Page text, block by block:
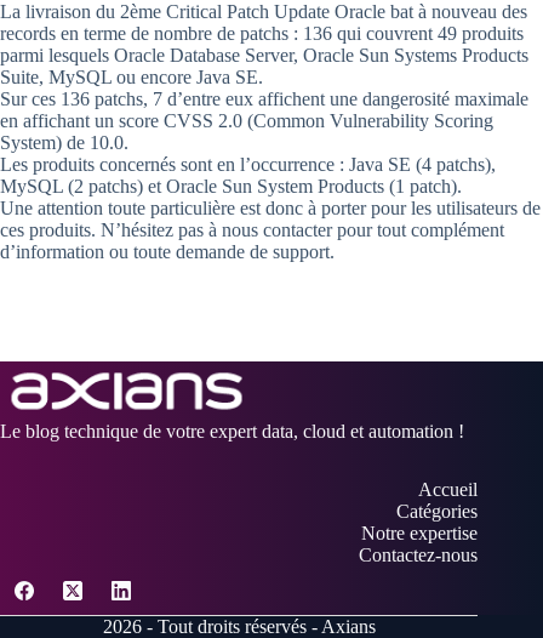
La livraison du 2ème Critical Patch Update Oracle bat à nouveau des
records en terme de nombre de patchs : 136 qui couvrent 49 produits
parmi lesquels Oracle Database Server, Oracle Sun Systems Products
Suite, MySQL ou encore Java SE.
Sur ces 136 patchs, 7 d’entre eux affichent une dangerosité maximale
en affichant un score CVSS 2.0 (Common Vulnerability Scoring
System) de 10.0.
Les produits concernés sont en l’occurrence : Java SE (4 patchs),
MySQL (2 patchs) et Oracle Sun System Products (1 patch).
Une attention toute particulière est donc à porter pour les utilisateurs de
ces produits. N’hésitez pas à nous contacter pour tout complément
d’information ou toute demande de support.
Le blog technique de votre expert data, cloud et automation !
Accueil
Catégories
Notre expertise
Contactez-nous
2026 - Tout droits réservés - Axians